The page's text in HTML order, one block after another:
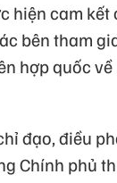
hiện cam kết
bên tham
hợp quốc
đạo, điều
Chính phủ